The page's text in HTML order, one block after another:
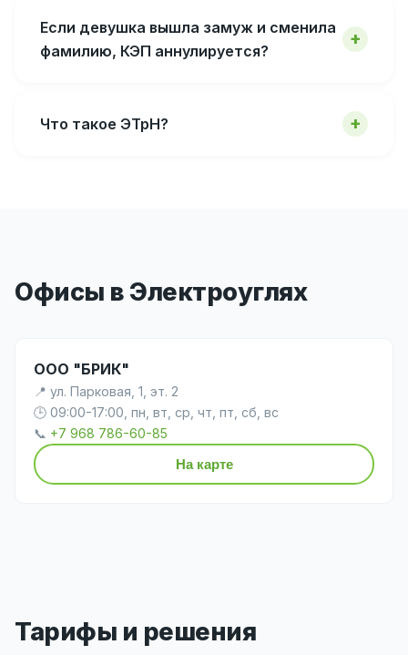
Если девушка вышла замуж и сменила
фамилию, КЭП аннулируется?
Что такое ЭТрН?
Офисы в Электроуглях
ООО "БРИК"
📍 ул. Парковая, 1, эт. 2
🕒 09:00-17:00, пн, вт, ср, чт, пт, сб, вс
📞 +7 968 786-60-85
На карте
Тарифы и решения